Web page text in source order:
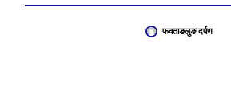
फक्ताङलुङ दर्पण